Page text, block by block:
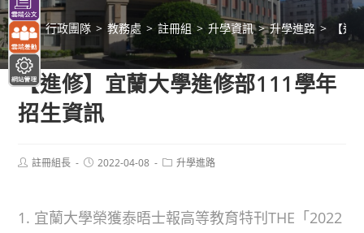
> 行政團隊 > 教務處 > 註冊組 > 升學資訊 > 升學進路 > 【進
【進修】宜蘭大學進修部111學年
招生資訊
Post註冊組長
Post2022-04-08
Post升學進路
宜蘭大學榮獲泰晤士報高等教育特刊THE「2022